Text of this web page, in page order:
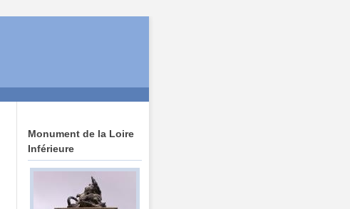
Monument de la Loire
Inférieure